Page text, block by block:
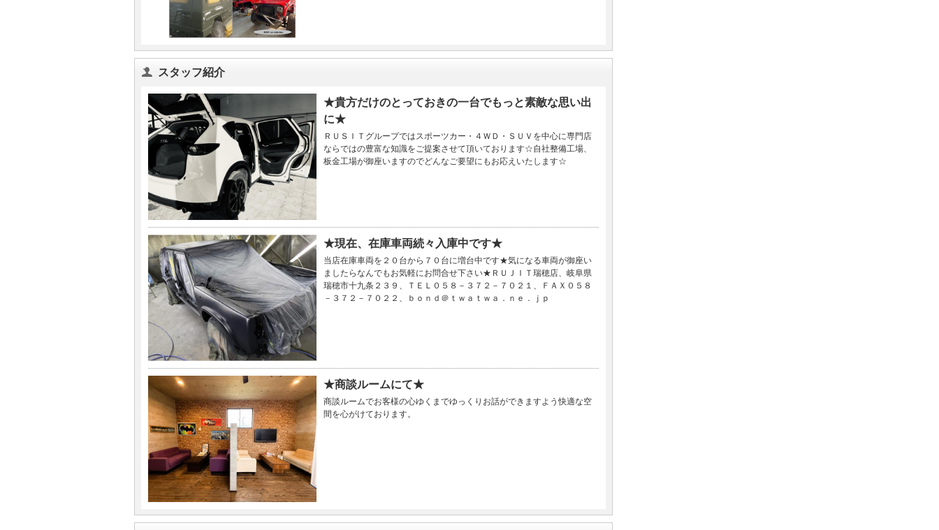
スタッフ紹介
★貴方だけのとっておきの一台でもっと素敵な思い出
に★
ＲＵＳＩＴグループではスポーツカー・４ＷＤ・ＳＵＶを中心に専門店
ならではの豊富な知識をご提案させて頂いております☆自社整備工場、
板金工場が御座いますのでどんなご要望にもお応えいたします☆
★現在、在庫車両続々入庫中です★
当店在庫車両を２０台から７０台に増台中です★気になる車両が御座い
ましたらなんでもお気軽にお問合せ下さい★ＲＵＪＩＴ瑞穂店、岐阜県
瑞穂市十九条２３９、ＴＥＬ０５８－３７２－７０２１、ＦＡＸ０５８
－３７２－７０２２、ｂｏｎｄ＠ｔｗａｔｗａ．ｎｅ．ｊｐ
★商談ルームにて★
商談ルームでお客様の心ゆくまでゆっくりお話ができますよう快適な空
間を心がけております。